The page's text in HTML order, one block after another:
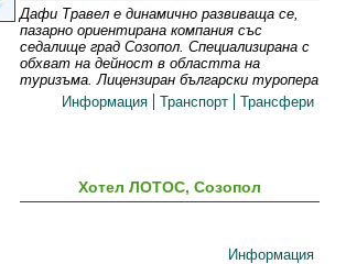
Дафи Травел е динамично развиваща се,
пазарно ориентирана компания със
седалище град Созопол. Специализирана с
обхват на дейност в областта на
туризъма. Лицензиран български туропера
Информация
Транспорт Трансфери
Хотел ЛОТОС, Созопол
Информация